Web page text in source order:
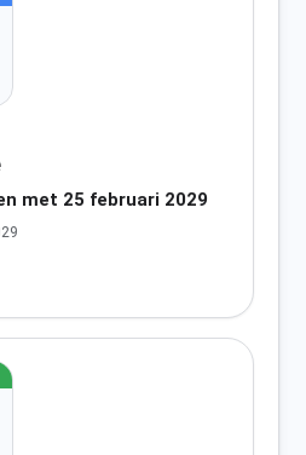
met 25 februari 2029